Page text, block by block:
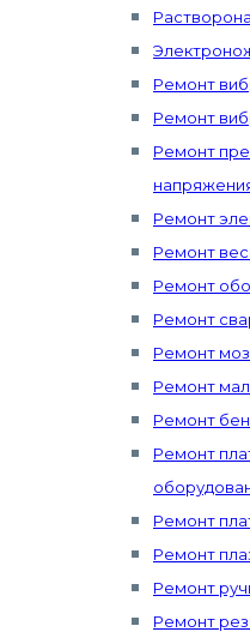
Ремонт
Ремонт
Ремонт
Ремонт
Ремонт
Ремонт
Ремонт
Ремонт
Ремонт
Ремонт
Ремонт
Ремонт
Ремонт
Ремонт
Ремонт